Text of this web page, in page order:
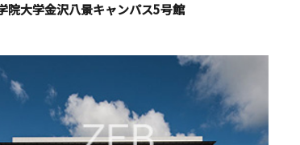
院大学金沢八景キャンパス5号館